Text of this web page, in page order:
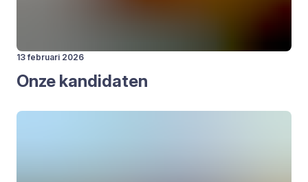
13 februari 2026
Onze kan­di­da­ten